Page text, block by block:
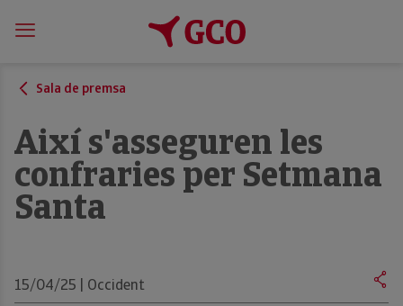
Sala de premsa
Així s'asseguren les
confraries per Setmana
Santa
15/04/25 | Occident